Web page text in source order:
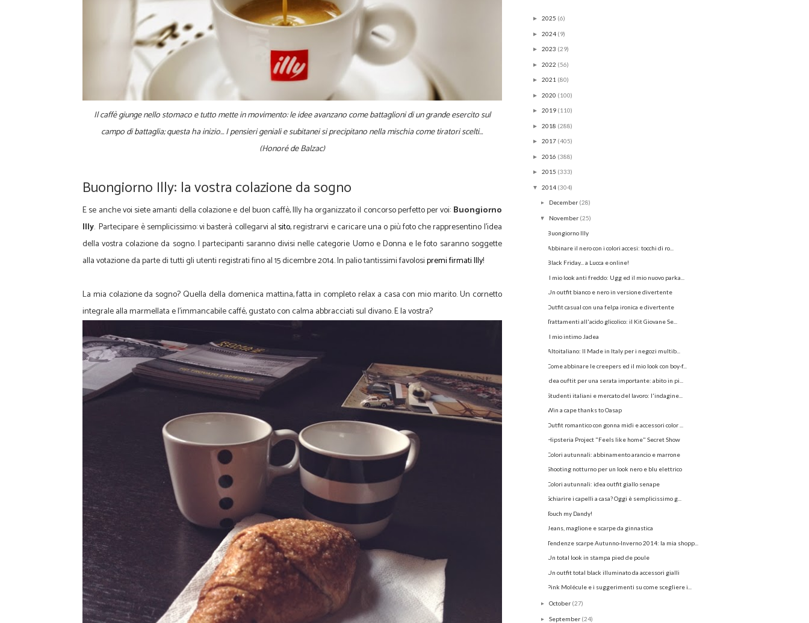
Il caffè giunge nello stomaco e tutto mette in movimento: le idee avanzano come battaglioni di un grande esercito sul
campo di battaglia; questa ha inizio… I pensieri geniali e subitanei si precipitano nella mischia come tiratori scelti…
(Honoré de Balzac)
Buongiorno Illy: la vostra colazione da sogno
E se anche voi siete amanti della colazione e del buon caffè, Illy ha organizzato il concorso perfetto per voi: Buongiorno
Illy. Partecipare è semplicissimo: vi basterà collegarvi al sito, registrarvi e caricare una o più foto che rappresentino l'idea
della vostra colazione da sogno. I partecipanti saranno divisi nelle categorie Uomo e Donna e le foto saranno soggette
alla votazione da parte di tutti gli utenti registrati fino al 15 dicembre 2014. In palio tantissimi favolosipremi firmati Illy!
La mia colazione da sogno? Quella della domenica mattina, fatta in completo relax a casa con mio marito. Un cornetto
integrale alla marmellata e l'immancabile caffé, gustato con calma abbracciati sul divano. E la vostra?
► 2025 (6)
► 2024 (9)
► 2023 (29)
► 2022 (56)
► 2021 (80)
► 2020 (100)
► 2019 (110)
► 2018 (288)
► 2017 (405)
► 2016 (388)
► 2015 (333)
▼ 2014 (304)
► December (28)
▼ November (25)
Buongiorno Illy
Abbinare il nero con i colori accesi: tocchi di ro...
Black Friday... a Lucca e online!
Il mio look anti freddo: Ugg ed il mio nuovo parka...
Un outfit bianco e nero in versione divertente
Outfit casual con una felpa ironica e divertente
Trattamenti all'acido glicolico: il Kit Giovane Se...
Il mio intimo Jadea
Altoitaliano: Il Made in Italy per i negozi multib...
Come abbinare le creepers ed il mio look con boy-f...
Idea ouftit per una serata importante: abito in pi...
Studenti italiani e mercato del lavoro: l'indagine...
Win a cape thanks to Oasap
Outfit romantico con gonna midi e accessori color ...
Hipsteria Project "Feels like home" Secret Show
Colori autunnali: abbinamento arancio e marrone
Shooting notturno per un look nero e blu elettrico
Colori autunnali: idea outfit giallo senape
Schiarire i capelli a casa? Oggi è semplicissimo g...
Touch my Dandy!
Jeans, maglione e scarpe da ginnastica
Tendenze scarpe Autunno-Inverno 2014: la mia shopp...
Un total look in stampa pied de poule
Un outfit total black illuminato da accessori gialli
Pink Molécule e i suggerimenti su come scegliere i...
► October (27)
► September (24)